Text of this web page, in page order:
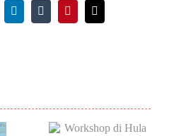
LinkedInTumblrPinterestEmail